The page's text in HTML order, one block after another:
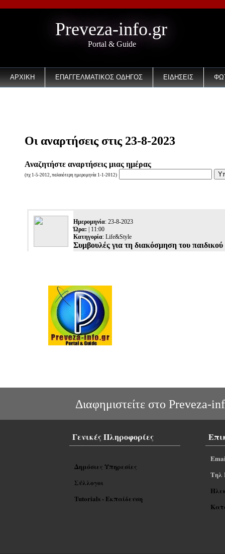
Preveza-info.gr
Portal & Guide
ΑΡΧΙΚΗ ΕΠΑΓΓΕΛΜΑΤΙΚΟΣ ΟΔΗΓΟΣ ΕΙΔΗΣΕΙΣ
Οι αναρτήσεις στις 23-8-2023
Αναζητήστε αναρτήσεις μιας ημέρας
(πχ 1-5-2012, παλαιότερη ημερομηνία 1-1-2012)
Ημερομηνία: 23-8-2023
Ώρα:
| 11:00
Κατηγορία: Life&Style
Συμβουλές για τη διακόσμηση του
Διαφημιστείτε στο Preveza-
Γενικές Πληροφορίες
Δημόσιες Υπηρεσίες
Σύλλογοι
Tutorials - Εκπαίδευση
Tηλ